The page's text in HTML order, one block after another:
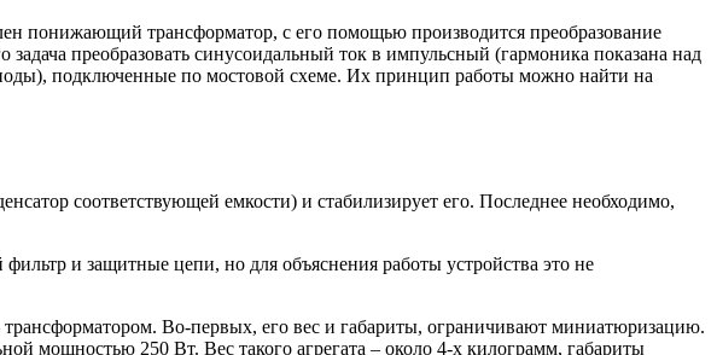
понижающий трансформатор, с его помощью производится преобразование
преобразовать синусоидальный ток в импульсный (гармоника показана над
подключенные по мостовой схеме. Их принцип работы можно найти на
соответствующей емкости) и стабилизирует его. Последнее необходимо,
и защитные цепи, но для объяснения работы устройства это не
Во-первых, его вес и габариты, ограничивают миниатюризацию.
мощностью 250 Вт. Вес такого агрегата – около 4-х килограмм, габариты